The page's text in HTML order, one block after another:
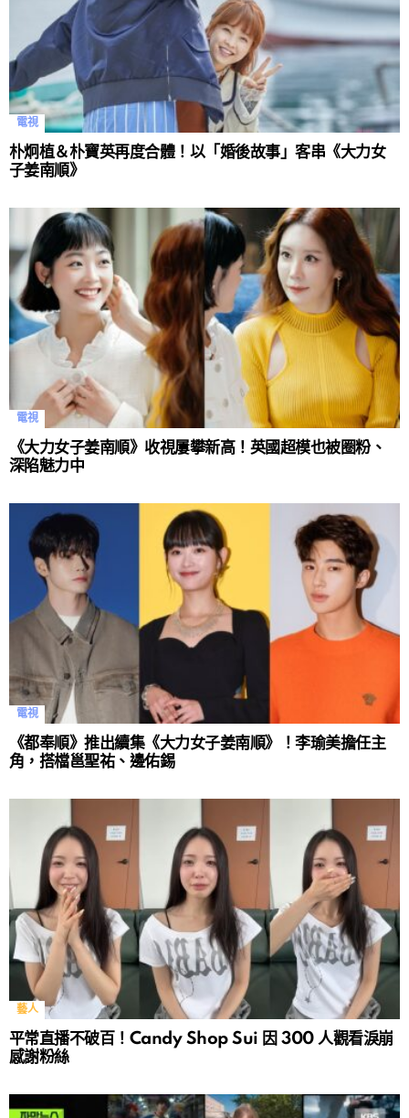
電視
朴炯植＆朴寶英再度合體！以「婚後故事」客串《大力女
子姜南順》
電視
《大力女子姜南順》收視屢攀新高！英國超模也被圈粉、
深陷魅力中
電視
《都奉順》推出續集《大力女子姜南順》！李瑜美擔任主
角，搭檔邕聖祐、邊佑錫
藝人
平常直播不破百！Candy Shop Sui 因 300 人觀看淚崩
感謝粉絲